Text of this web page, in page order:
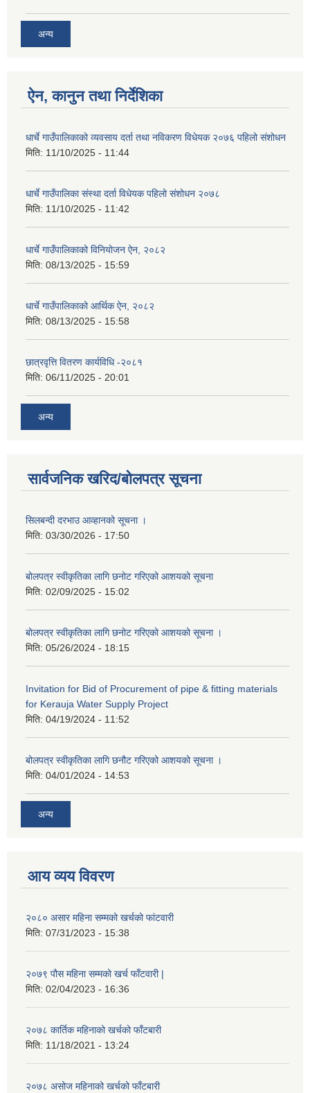
अन्य
ऐन, कानुन तथा निर्देशिका
धार्चे गाउँपालिकाको व्यवसाय दर्ता तथा नविकरण विधेयक २०७६ पहिलो संशोधन
मिति: 11/10/2025 - 11:44
धार्चे गाउँपालिका संस्था दर्ता विधेयक पहिलो संशोधन २०७८
मिति: 11/10/2025 - 11:42
धार्चे गाउँपालिकाको विनियोजन ऐन, २०८२
मिति: 08/13/2025 - 15:59
धार्चे गाउँपालिकाको आर्थिक ऐन, २०८२
मिति: 08/13/2025 - 15:58
छात्रवृत्ति वितरण कार्यविधि -२०८१
मिति: 06/11/2025 - 20:01
अन्य
सार्वजनिक खरिद/बोलपत्र सूचना
सिलबन्दी दरभाउ आव्हानको सूचना ।
मिति: 03/30/2026 - 17:50
बोलपत्र स्वीकृतिका लागि छनोट गरिएको आशयको सूचना
मिति: 02/09/2025 - 15:02
बोलपत्र स्वीकृतिका लागि छनोट गरिएको आशयको सूचना ।
मिति: 05/26/2024 - 18:15
Invitation for Bid of Procurement of pipe & fitting materials
for Kerauja Water Supply Project
मिति: 04/19/2024 - 11:52
बोलपत्र स्वीकृतिका लागि छनौट गरिएको आशयको सूचना ।
मिति: 04/01/2024 - 14:53
अन्य
आय व्यय विवरण
२०८० असार महिना सम्मको खर्चको फांटवारी
मिति: 07/31/2023 - 15:38
२०७९ पौस महिना सम्मको खर्च फाँटवारी |
मिति: 02/04/2023 - 16:36
२०७८ कार्तिक महिनाको खर्चको फाँटबारी
मिति: 11/18/2021 - 13:24
२०७८ असोज महिनाको खर्चको फाँटबारी